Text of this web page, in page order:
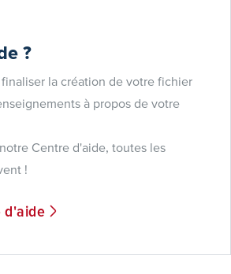
?
la création de votre fichier
à propos de votre
Centre d'aide, toutes les
!
d'aide